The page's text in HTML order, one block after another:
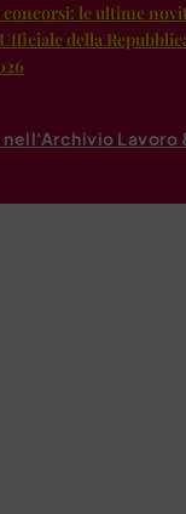
concorsi: le ultime
della
nell'Archivio Lavoro